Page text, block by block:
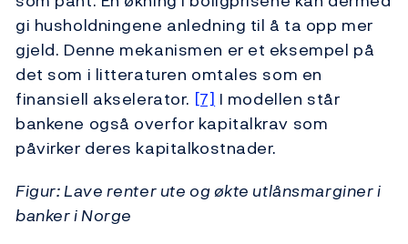
gi husholdningene anledning til å ta opp mer
gjeld. Denne mekanismen er et eksempel på
det som i litteraturen omtales som en
finansiell akselerator. [7] I modellen står
bankene også overfor kapitalkrav som
påvirker deres kapitalkostnader.
Figur: Lave renter ute og økte utlånsmarginer i
banker i Norge